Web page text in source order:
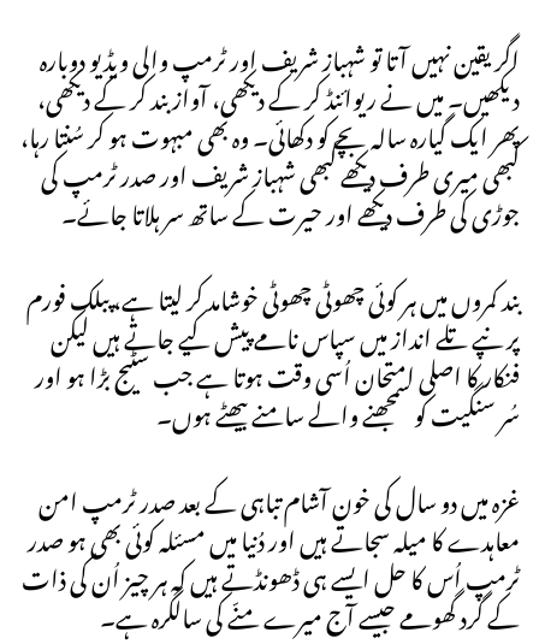
اگر یقین نہیں آتا تو شہباز شریف اور ٹرمپ والی ویڈیو دوبارہ
دیکھیں۔ میں نے ریوائنڈ کر کے دیکھی، آواز بند کر کے دیکھی،
پھر ایک گیارہ سالہ بچے کو دکھائی۔ وہ بھی مبہوت ہو کر سُنتا رہا،
کبھی میری طرف دیکھے کبھی شہباز شریف اور صدر ٹرمپ کی
جوڑی کی طرف دیکھے اور حیرت کے ساتھ سر ہلاتا جائے۔
بند کمروں میں ہر کوئی چھوٹی چھوٹی خوشامد کر لیتا ہے، پبلک فورم
پر نپے تلے انداز میں سپاس نامے پیش کیے جاتے ہیں لیکن
فنکار کا اصلی امتحان اُسی وقت ہوتا ہے جب سٹیج بڑا ہو اور
سُر سنگیت کو سمجھنے والے سامنے بیھٹے ہوں۔
غزہ میں دو سال کی خون آشام تباہی کے بعد صدر ٹرمپ امن
معاہدے کا میلہ سجاتے ہیں اور دُنیا میں مسئلہ کوئی بھی ہو صدر
ٹرمپ اُس کا حل ایسے ہی ڈھونڈتے ہیں کہ ہر چیز اُن کی ذات
کے گرد گھومے جیسے آج میرے منّے کی سالگرہ ہے۔